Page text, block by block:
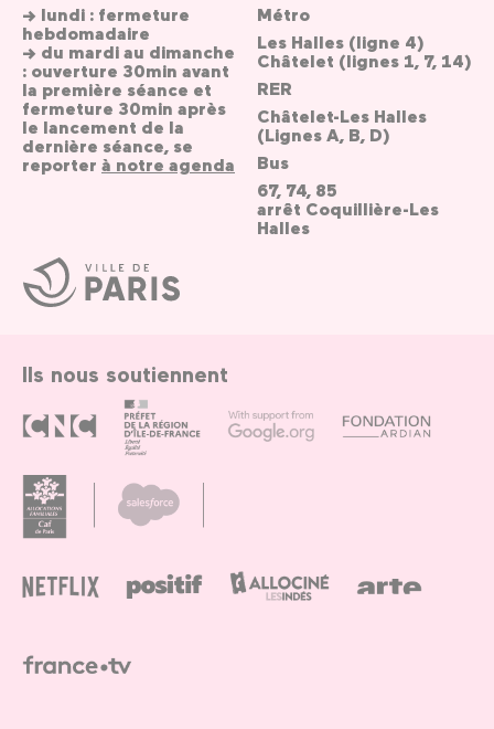
Ville
de
Paris
→ lundi : fermeture
hebdomadaire
→ du mardi au dimanche
: ouverture 30min avant
la première séance et
fermeture 30min après
le lancement de la
dernière séance, se
reporter à notre agenda
Métro
Les Halles (ligne 4)
Châtelet (lignes 1, 7, 14)
RER
Châtelet-Les Halles
(Lignes A, B, D)
Bus
67, 74, 85
arrêt Coquillière-Les
Halles
Ils nous soutiennent